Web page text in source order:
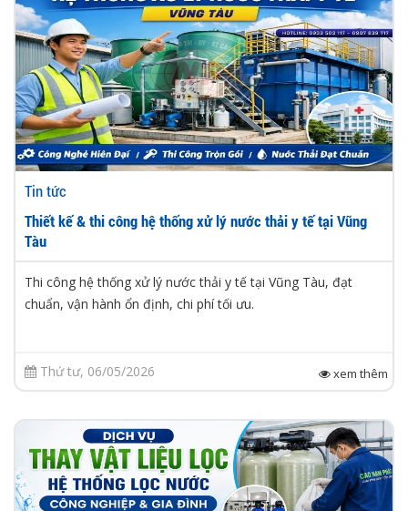
Tin tức
Thiết kế & thi công hệ thống xử lý nước thải y tế tại Vũng
Tàu
Thi công hệ thống xử lý nước thải y tế tại Vũng Tàu, đạt
chuẩn, vận hành ổn định, chi phí tối ưu.
Thứ tư, 06/05/2026 xem thêm